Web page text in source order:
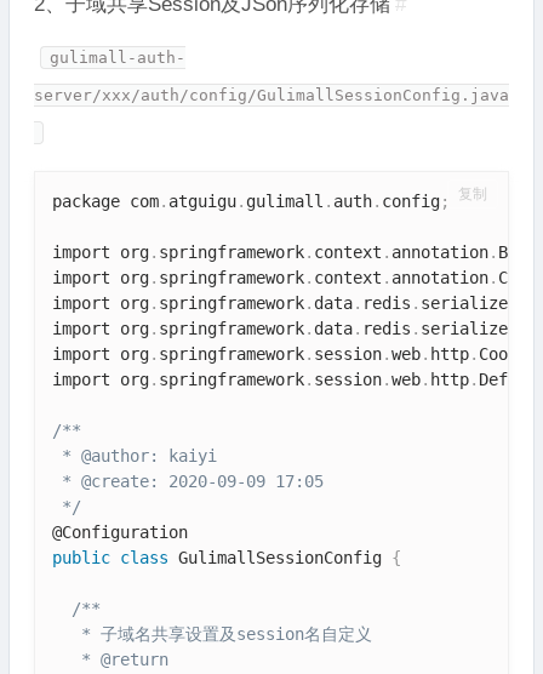
gulimall-auth-
server/xxx/auth/config/GulimallSessionConfig.java
package com. atguigu. gulimall . auth. config;
import org. springframework. context . annotation. Bean
import org. springframework. context . annotation.
import org. springframework. data. redis . serializer
import org. springframework. data. redis . serializer
import org. springframework. session.web. http.
import org. springframework. session.web. http.
/**
* @author: kaiyi
* @create: 2020-09-09 17:05
*/
public class GulimallSessionConfig {
/**
   * 子域名共享设置及session名自定义
   * @return
复制